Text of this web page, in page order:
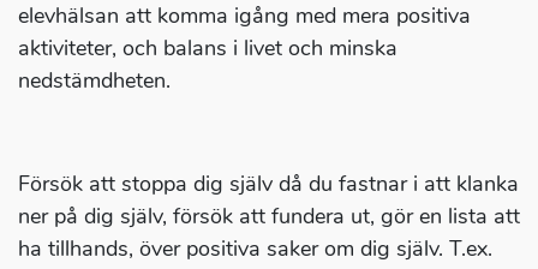
elevhälsan att komma igång med mera positiva
aktiviteter, och balans i livet och minska
nedstämdheten.
Försök att stoppa dig själv då du fastnar i att klanka
ner på dig själv, försök att fundera ut, gör en lista att
ha tillhands, över positiva saker om dig själv. T.ex.